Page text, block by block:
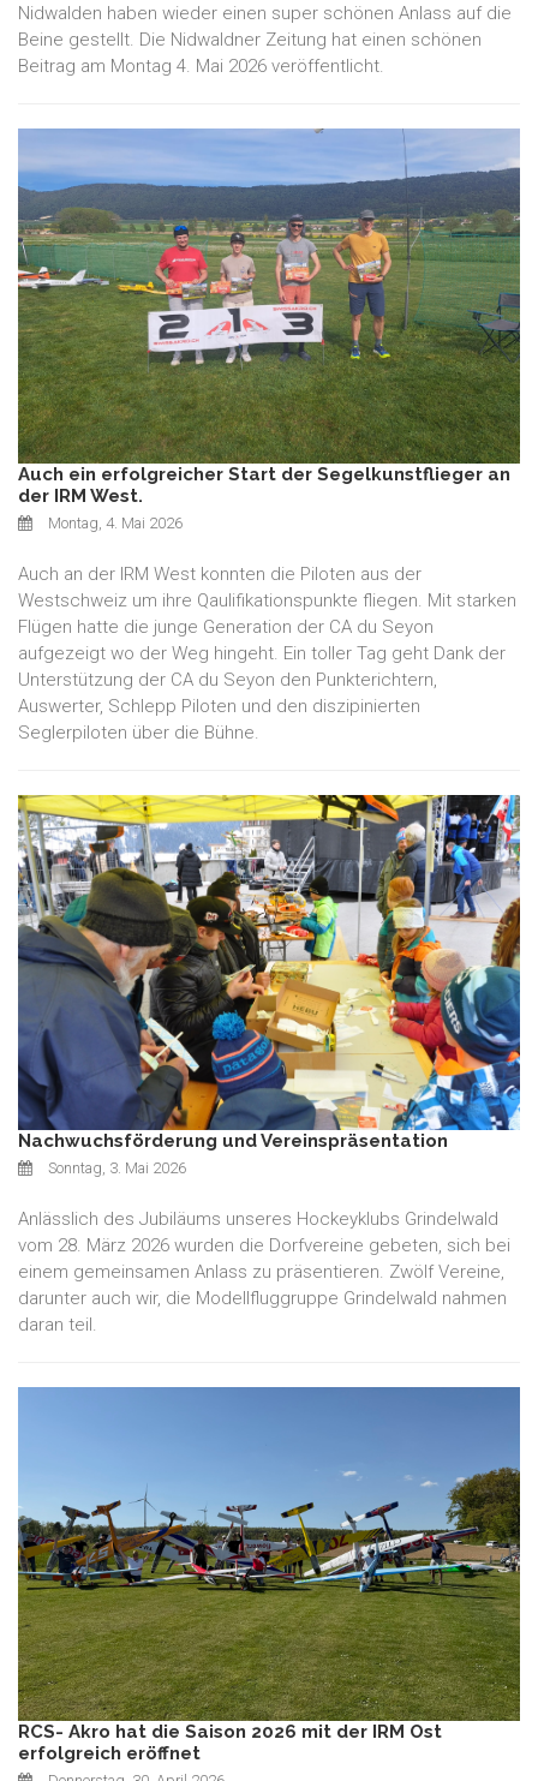
Nidwalden haben wieder einen super schönen Anlass auf die
Beine gestellt. Die Nidwaldner Zeitung hat einen schönen
Beitrag am Montag 4. Mai 2026 veröffentlicht.
Auch ein erfolgreicher Start der Segelkunstflieger an
der IRM West.
Montag, 4. Mai 2026
Auch an der IRM West konnten die Piloten aus der
Westschweiz um ihre Qaulifikationspunkte fliegen. Mit starken
Flügen hatte die junge Generation der CA du Seyon
aufgezeigt wo der Weg hingeht. Ein toller Tag geht Dank der
Unterstützung der CA du Seyon den Punkterichtern,
Auswerter, Schlepp Piloten und den diszipinierten
Seglerpiloten über die Bühne.
Nachwuchsförderung und Vereinspräsentation
Sonntag, 3. Mai 2026
Anlässlich des Jubiläums unseres Hockeyklubs Grindelwald
vom 28. März 2026 wurden die Dorfvereine gebeten, sich bei
einem gemeinsamen Anlass zu präsentieren. Zwölf Vereine,
darunter auch wir, die Modellfluggruppe Grindelwald nahmen
daran teil.
RCS- Akro hat die Saison 2026 mit der IRM Ost
erfolgreich eröffnet